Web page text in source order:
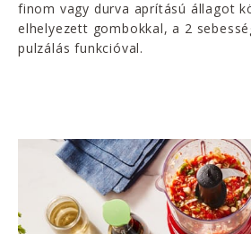
finom vagy durva aprítású állagot
elhelyezett gombokkal, a 2
pulzálás funkcióval.